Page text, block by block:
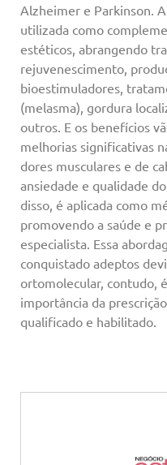
Alzheimer e Parkinson.
utilizada como
estéticos, abrangendo
rejuvenescimento,
bioestimuladores,
(melasma), gordura
outros. E os benefícios
melhorias significativas
dores musculares e de
ansiedade e qualidade
disso, é aplicada como
promovendo a saúde e
especialista. Essa
conquistado adeptos
ortomolecular, contudo,
importância da
qualificado e habilitado.